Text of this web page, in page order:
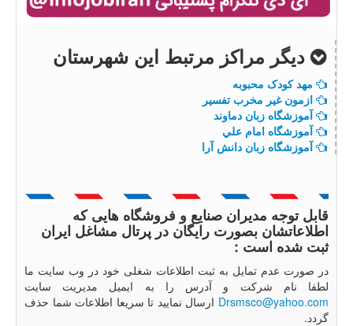
دیگر مراکز مرتبط این شهرستان
مهد کودک محبوبه
ازمون غير مخرب تفسير
آموزشگاه زبان دماوند
آموزشگاه امام علي
آموزشگاه زبان دانش آرا
قابل توجه مدیران صنایع و فروشگاه هایی که
اطلاعاتشان بصورت رایگان در پرتال مشاغل ایران
ثبت شده است :
در صورت عدم تمایل به ثبت اطلاعات شغلی خود در وب سایت ما
لطفا نام شرکت و آدرس را به ایمیل مدیریت سایت
Drsmsco@yahoo.com ارسال نمایید تا سریعا اطلاعات شما حذف
گردد.